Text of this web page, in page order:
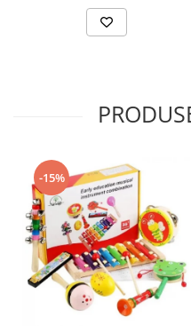
-15%